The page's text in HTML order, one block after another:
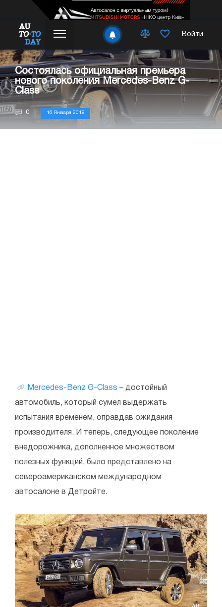
Войти
Состоялась официальная премьера
нового поколения Mercedes-Benz G-
Class
0 16 Января 2018
Mercedes-Benz G-Class – достойный
автомобиль, который сумел выдержать
испытания временем, оправдав ожидания
производителя. И теперь, следующее поколение
внедорожника, дополненное множеством
полезных функций, было представлено на
североамериканском международном
автосалоне в Детройте.